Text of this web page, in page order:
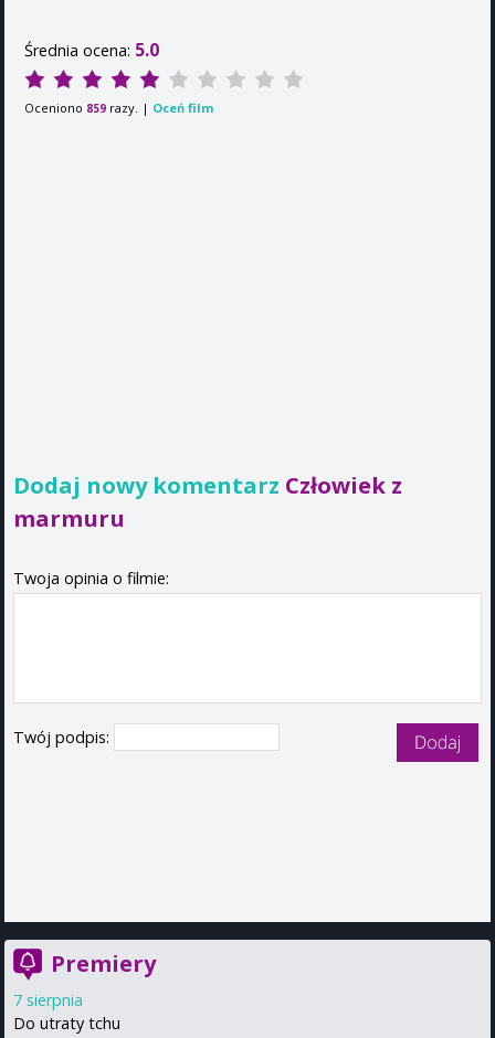
Średnia ocena: 5.0
Oceniono 859 razy. | Oceń film
Dodaj nowy komentarz Człowiek z
marmuru
Twoja opinia o filmie:
Twój podpis:
Premiery
7 sierpnia
Do utraty tchu